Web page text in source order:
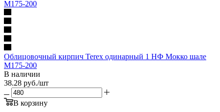
Облицовочный кирпич Terex одинарный 1 НФ Мокко шале
М175-200
В наличии
38.28 руб./шт
В корзину